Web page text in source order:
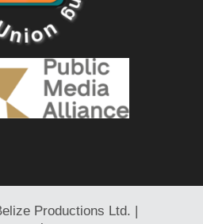
Productions Ltd. |